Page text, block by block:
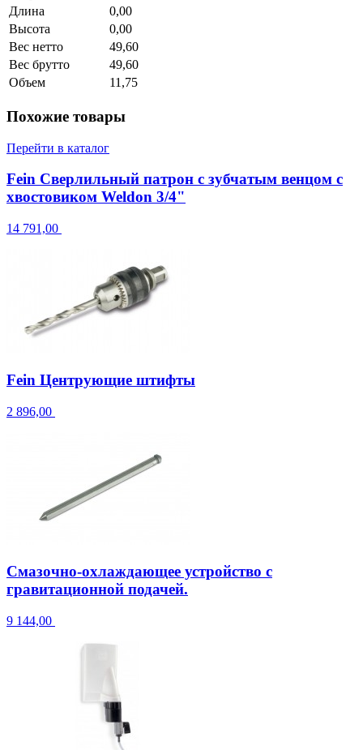
Длина
0,00
Высота
0,00
Вес нетто
49,60
Вес брутто
49,60
Объем
11,75
Похожие товары
Перейти в каталог
Fein Сверлильный патрон с зубчатым венцом с
хвостовиком Weldon 3/4"
14 791,00
Fein Центрующие штифты
2 896,00
Смазочно-охлаждающее устройство с
гравитационной подачей.
9 144,00